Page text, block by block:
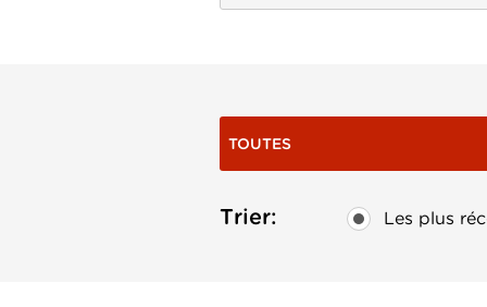
TOUTES
Trier: Les plus